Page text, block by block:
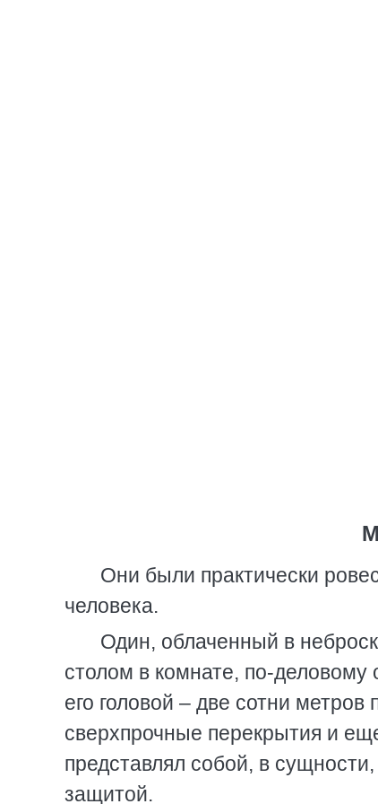
Они были практически
человека.
Один, облаченный в
столом в комнате, по-деловому
его головой – две сотни
сверхпрочные перекрытия и
представлял собой, в
защитой.